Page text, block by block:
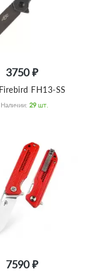
3750 ₽
FH13-SS
29 Шт.
7590 ₽